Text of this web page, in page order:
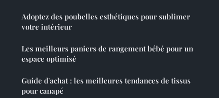
Adoptez des poubelles esthétiques pour sublimer
votre intérieur
Les meilleurs paniers de rangement bébé pour un
espace optimisé
Guide d'achat : les meilleures tendances de tissus
pour canapé